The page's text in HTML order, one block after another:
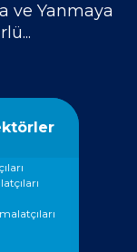
ve Yanmaya